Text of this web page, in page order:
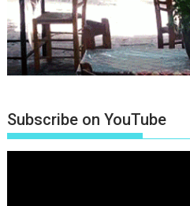
Subscribe on YouTube